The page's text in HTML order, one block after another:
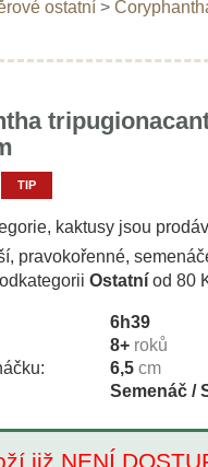
ostatní>
TIP
kaktusy jsou
pravokořenné,
Ostatníod 80
6h39
8+ roků
6,5 cm
Semenáč /
již NENÍ